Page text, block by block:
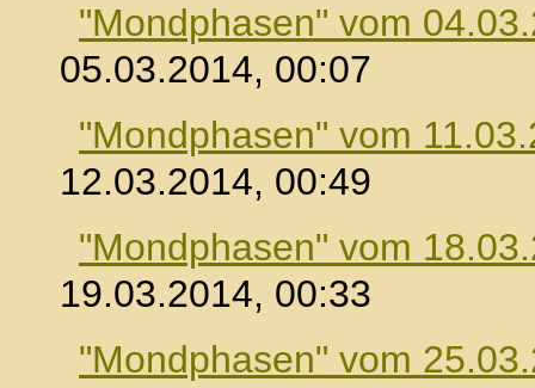
"Mondphasen" vom
05.03.2014, 00:07
"Mondphasen" vom
12.03.2014, 00:49
"Mondphasen" vom
19.03.2014, 00:33
"Mondphasen" vom